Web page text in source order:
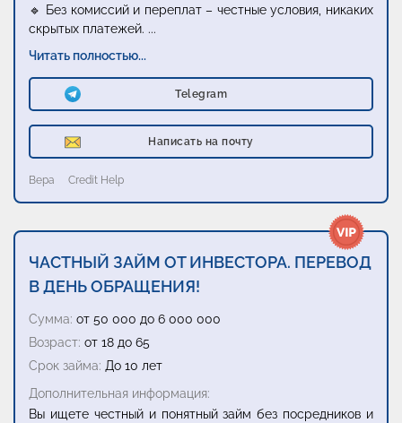
🔹 Без комиссий и переплат – честные условия, никаких
скрытых платежей. ...
Читать полностью...
Telegram
Написать на почту
Вера Credit Help
ЧАСТНЫЙ ЗАЙМ ОТ ИНВЕСТОРА. ПЕРЕВОД
В ДЕНЬ ОБРАЩЕНИЯ!
Сумма: от 50 000 до 6 000 000
Возраст: от 18 до 65
Срок займа: До 10 лет
Дополнительная информация:
Вы ищете честный и понятный займ без посредников и